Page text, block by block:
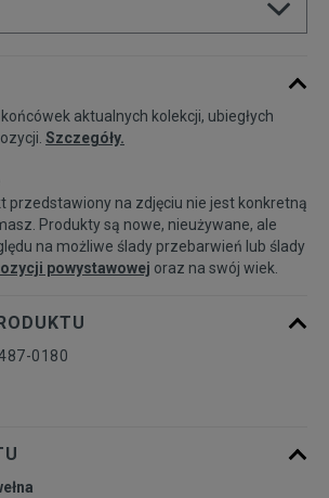
o
o
aktualnych kolekcji, ubiegłych
Szczegóły.
przedstawiony na zdjęciu nie jest konkretną
Produkty są nowe, nieużywane, ale
na możliwe ślady przebarwień lub ślady
powystawowej oraz na swój wiek.
0180